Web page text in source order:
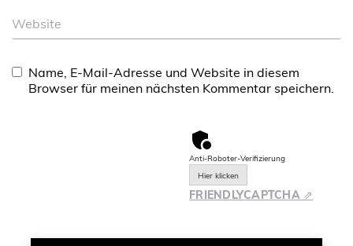
Website
Name, E-Mail-Adresse und Website in diesem
Browser für meinen nächsten Kommentar speichern.
Anti-Roboter-Verifizierung
Hier klicken
FRIENDLYCAPTCHA ⇗